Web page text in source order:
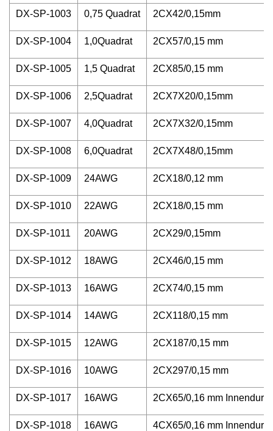
DX-SP-1003 0,75 Quadrat 2CX42/0,15mm
DX-SP-1004 1,0Quadrat 2CX57/0,15 mm
DX-SP-1005 1,5 Quadrat 2CX85/0,15 mm
DX-SP-1006 2,5Quadrat 2CX7X20/0,15mm
DX-SP-1007 4,0Quadrat 2CX7X32/0,15mm
DX-SP-1008 6,0Quadrat 2CX7X48/0,15mm
DX-SP-1009 24AWG 2CX18/0,12 mm
DX-SP-1010 22AWG 2CX18/0,15 mm
DX-SP-1011 20AWG 2CX29/0,15mm
DX-SP-1012 18AWG 2CX46/0,15 mm
DX-SP-1013 16AWG 2CX74/0,15 mm
DX-SP-1014 14AWG 2CX118/0,15 mm
DX-SP-1015 12AWG 2CX187/0,15 mm
DX-SP-1016 10AWG 2CX297/0,15 mm
DX-SP-1017 16AWG 2CX65/0,16 mm
DX-SP-1018 16AWG 4CX65/0,16 mm